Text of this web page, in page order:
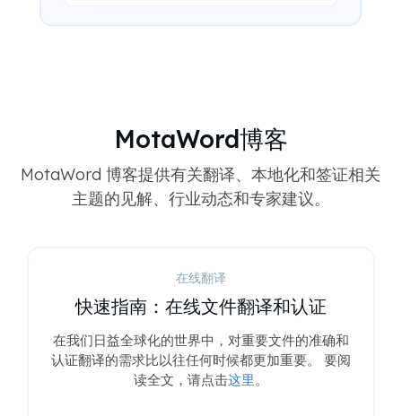
MotaWord博客
MotaWord 博客提供有关翻译、本地化和签证相关
主题的见解、行业动态和专家建议。
在线翻译
快速指南：在线文件翻译和认证
在我们日益全球化的世界中，对重要文件的准确和
认证翻译的需求比以往任何时候都更加重要。 要阅
读全文，请点击这里。